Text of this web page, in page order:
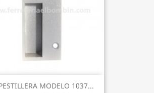
MODELO 1037...